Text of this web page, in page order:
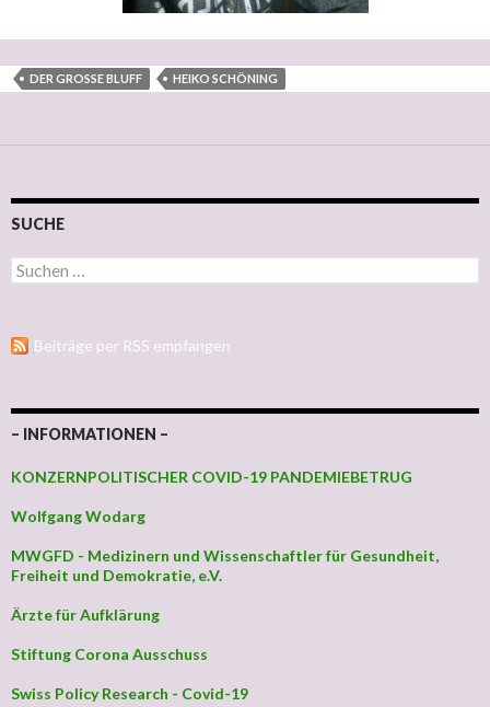
DER GROSSE BLUFF HEIKO SCHÖNING
SUCHE
Suchen nach:
Beiträge per RSS empfangen
– INFORMATIONEN –
KONZERNPOLITISCHER COVID-19 PANDEMIEBETRUG
Wolfgang Wodarg
MWGFD - Medizinern und Wissenschaftler für Gesundheit,
Freiheit und Demokratie, e.V.
Ärzte für Aufklärung
Stiftung Corona Ausschuss
Swiss Policy Research - Covid-19